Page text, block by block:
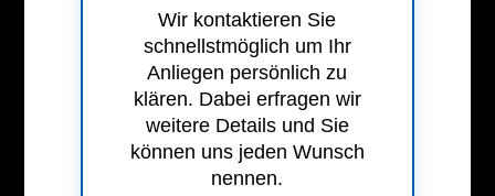
Wir kontaktieren Sie
schnellstmöglich um Ihr
Anliegen persönlich zu
klären. Dabei erfragen wir
weitere Details und Sie
können uns jeden Wunsch
nennen.